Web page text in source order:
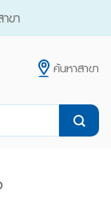
ขา
ค้นหาสาขา